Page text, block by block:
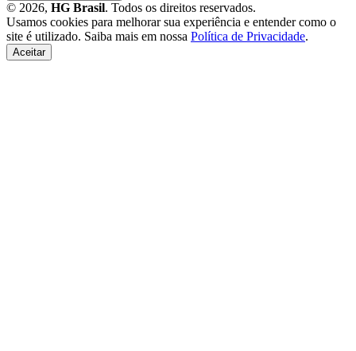
© 2026, HG Brasil. Todos os direitos reservados.
Usamos cookies para melhorar sua experiência e entender como o
site é utilizado. Saiba mais em nossa Política de Privacidade.
Aceitar